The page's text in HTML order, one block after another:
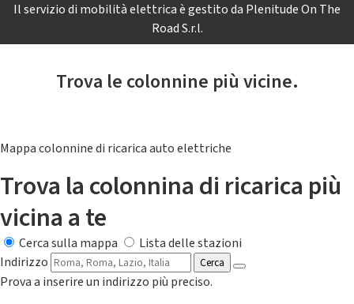
Il servizio di mobilità elettrica è gestito da Plenitude On The
Road S.r.l.
Trova le colonnine più vicine.
Mappa colonnine di ricarica auto elettriche
Trova la colonnina di ricarica più
vicina a te
Cerca sulla mappa
Lista delle stazioni
Indirizzo
Cerca
Prova a inserire un indirizzo più preciso.